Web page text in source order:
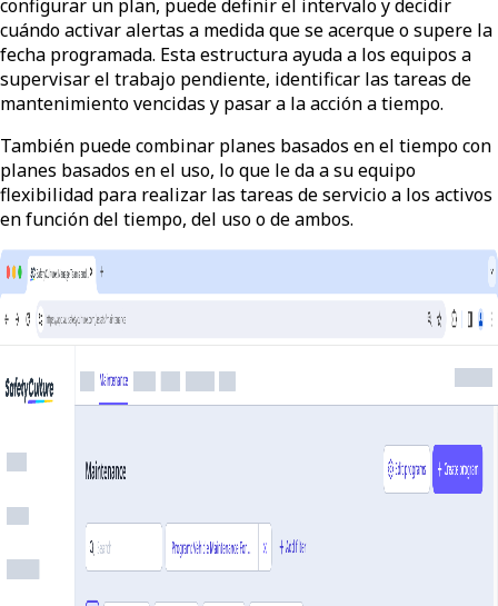
configurar un plan, puede definir el intervalo y decidir
cuándo activar alertas a medida que se acerque o supere la
fecha programada. Esta estructura ayuda a los equipos a
supervisar el trabajo pendiente, identificar las tareas de
mantenimiento vencidas y pasar a la acción a tiempo.
También puede combinar planes basados en el tiempo con
planes basados en el uso, lo que le da a su equipo
flexibilidad para realizar las tareas de servicio a los activos
en función del tiempo, del uso o de ambos.